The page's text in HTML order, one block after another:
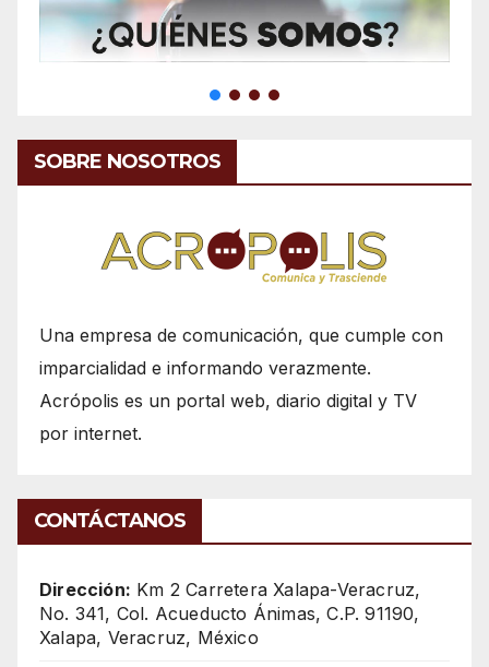
SOBRE NOSOTROS
Una empresa de comunicación, que cumple con
imparcialidad e informando verazmente.
Acrópolis es un portal web, diario digital y TV
por internet.
CONTÁCTANOS
Dirección: Km 2 Carretera Xalapa-Veracruz,
No. 341, Col. Acueducto Ánimas, C.P. 91190,
Xalapa, Veracruz, México